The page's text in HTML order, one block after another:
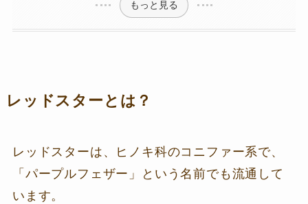
もっと見る
レッドスターとは？
レッドスターは、ヒノキ科のコニファー系で、
「パープルフェザー」という名前でも流通して
います。